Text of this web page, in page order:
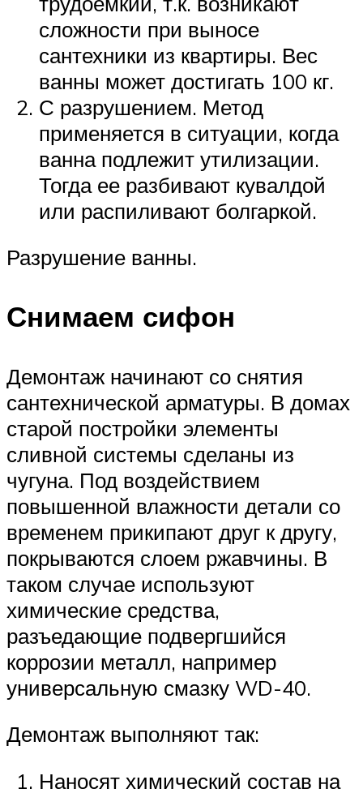
сложности при выносе
сантехники из квартиры. Вес
ванны может достигать 100 кг.
С разрушением. Метод
применяется в ситуации, когда
ванна подлежит утилизации.
Тогда ее разбивают кувалдой
или распиливают болгаркой.
Разрушение ванны.
Снимаем сифон
Демонтаж начинают со снятия
сантехнической арматуры. В домах
старой постройки элементы
сливной системы сделаны из
чугуна. Под воздействием
повышенной влажности детали со
временем прикипают друг к другу,
покрываются слоем ржавчины. В
таком случае используют
химические средства,
разъедающие подвергшийся
коррозии металл, например
универсальную смазку WD-40.
Демонтаж выполняют так:
Наносят химический состав на